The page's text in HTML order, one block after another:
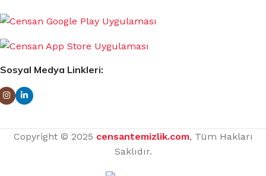
Sosyal Medya Linkleri:
Copyright © 2025 censantemizlik.com, Tüm Hakları
Saklıdır.